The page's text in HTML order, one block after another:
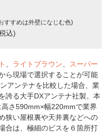
すすめは外壁になじむ色)
込)
、 ライトブラウン、 スーパー
ら現場で選択することが可能
アンテナを比較した場合、業
誇る大手DXアンテナ社製。本
さ590mm×幅220mmで業界
狭い屋根裏や天井裏などへの
合は、極細のビスを６箇所打